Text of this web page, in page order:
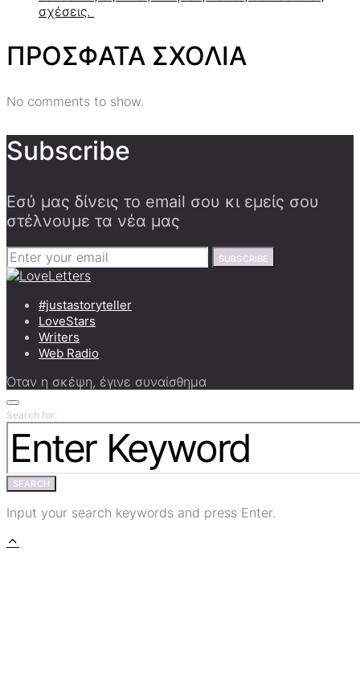
σχέσεις.
ΠΡΟΣΦΑΤΑ ΣΧΟΛΙΑ
No comments to show.
Subscribe
Εσύ μας δίνεις το email σου κι εμείς σου
στέλνουμε τα νέα μας
SUBSCRIBE
#justastoryteller
LoveStars
Writers
Web Radio
Όταν η σκέψη, έγινε συναίσθημα
Search for:
SEARCH
Input your search keywords and press Enter.